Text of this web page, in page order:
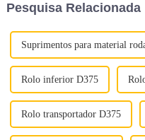
ocorrências comuns que
significativamente...
Pesquisa Relacionada
Suprimentos para material
Rolo inferior D375
Rolo transportador D375